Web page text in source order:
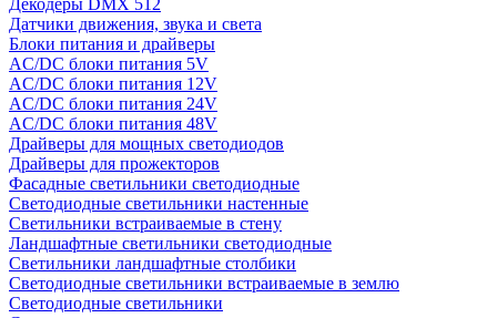
Декодеры DMX 512
Датчики движения, звука и света
Блоки питания и драйверы
AC/DC блоки питания 5V
AC/DC блоки питания 12V
AC/DC блоки питания 24V
AC/DC блоки питания 48V
Драйверы для мощных светодиодов
Драйверы для прожекторов
Фасадные светильники светодиодные
Светодиодные светильники настенные
Светильники встраиваемые в стену
Ландшафтные светильники светодиодные
Светильники ландшафтные столбики
Светодиодные светильники встраиваемые в землю
Светодиодные светильники